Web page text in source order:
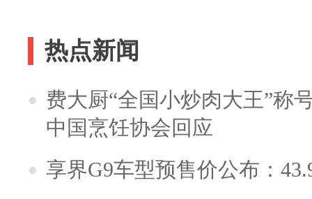
热点新闻
费大厨“全国小炒肉大王”称
中国烹饪协会回应
享界G9车型预售价公布：